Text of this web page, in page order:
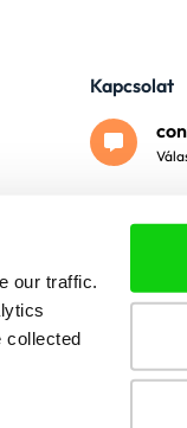
our traffic.
collected
Kapcsolat